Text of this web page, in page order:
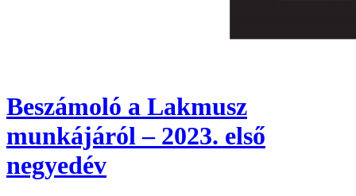
Beszámoló a Lakmusz
munkájáról – 2023. első
negyedév